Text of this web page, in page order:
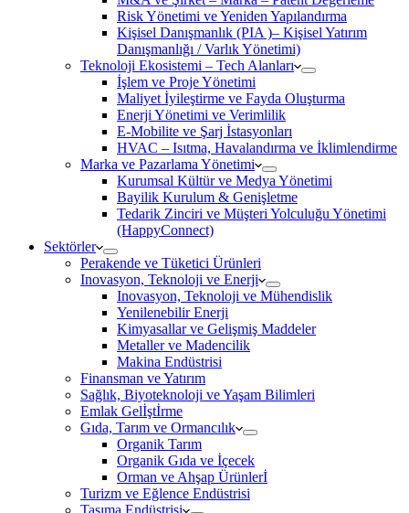
Risk Yönetimi ve Yeniden Yapılandırma
Kişisel Danışmanlık (PIA )– Kişisel Yatırım
Danışmanlığı / Varlık Yönetimi)
Teknoloji Ekosistemi – Tech Alanları
İşlem ve Proje Yönetimi
Maliyet İyileştirme ve Fayda Oluşturma
Enerji Yönetimi ve Verimlilik
E-Mobilite ve Şarj İstasyonları
HVAC – Isıtma, Havalandırma ve İklimlendirme
Marka ve Pazarlama Yönetimi
Kurumsal Kültür ve Medya Yönetimi
Bayilik Kurulum & Genişletme
Tedarik Zinciri ve Müşteri Yolculuğu Yönetimi
(HappyConnect)
Sektörler
Perakende ve Tüketici Ürünleri
Inovasyon, Teknoloji ve Enerji
Inovasyon, Teknoloji ve Mühendislik
Yenilenebilir Enerji
Kimyasallar ve Gelişmiş Maddeler
Metaller ve Madencilik
Makina Endüstrisi
Finansman ve Yatırım
Sağlık, Biyoteknoloji ve Yaşam Bilimleri
Emlak Gelİştİrme
Gıda, Tarım ve Ormancılık
Organik Tarım
Organik Gıda ve İçecek
Orman ve Ahşap Ürünlerİ
Turizm ve Eğlence Endüstrisi
Taşıma Endüstrisi